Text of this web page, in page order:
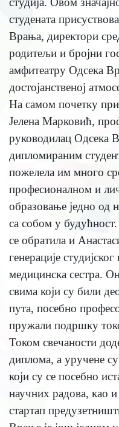
студената
Врања, директори
родитељи и бројни
амфитеатру Одсека
достојанственој
На самом почетку
Јелена Марковић,
руководилац Одсека
дипломираним
пожелела им много
професионалном и
образовање једно од
са собом у
се обратила и
генерације
медицинска сестра.
свима који су били
пута, посебно
пружали подршку
Током свечаности
диплома, а уручене
који су се посебно
научних радова, као
стартап